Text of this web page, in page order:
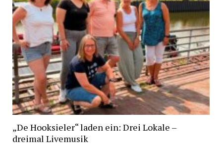
„De Hooksieler“ laden ein: Drei Lokale –
dreimal Livemusik